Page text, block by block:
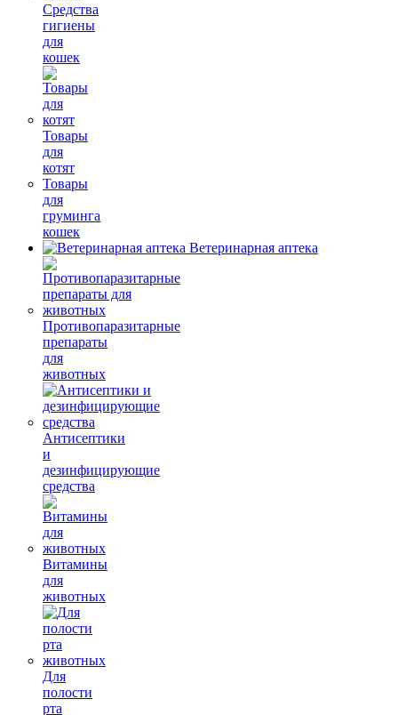
Средства
гигиены
для
кошек
Товары
для
котят
Товары
для
груминга
кошек
Ветеринарная аптека
Противопаразитарные
препараты
для
животных
Антисептики
и
дезинфицирующие
средства
Витамины
для
животных
Для
полости
рта